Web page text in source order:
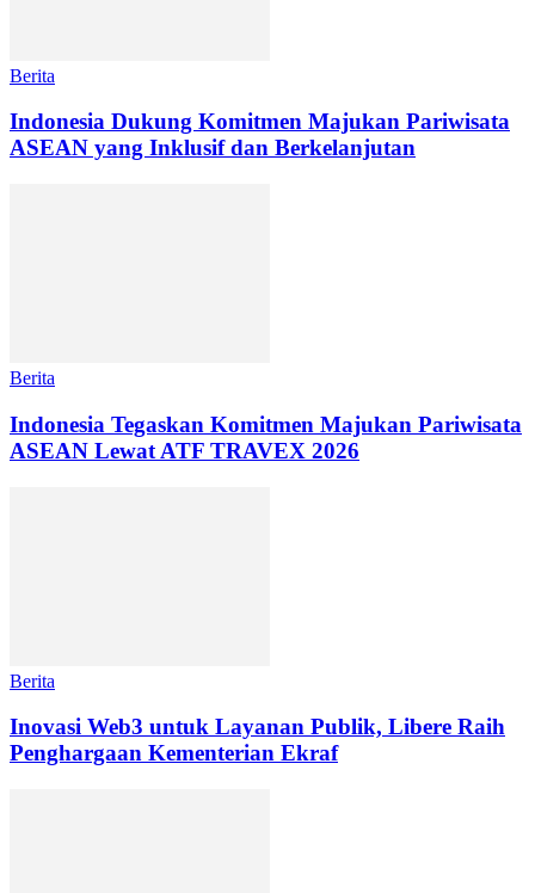
Berita
Indonesia Dukung Komitmen Majukan Pariwisata
ASEAN yang Inklusif dan Berkelanjutan
Berita
Indonesia Tegaskan Komitmen Majukan Pariwisata
ASEAN Lewat ATF TRAVEX 2026
Berita
Inovasi Web3 untuk Layanan Publik, Libere Raih
Penghargaan Kementerian Ekraf